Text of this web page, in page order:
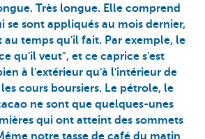
Très longue. Elle comprend
se sont appliqués au mois dernier,
au temps qu'il fait. Par exemple, le
qu'il veut", et ce caprice s'est
à l'extérieur qu'à l'intérieur de
cours boursiers. Le pétrole, le
ne sont que quelques-unes
qui ont atteint des sommets
notre tasse de café du matin